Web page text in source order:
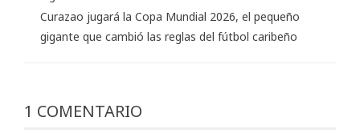
Curazao jugará la Copa Mundial 2026, el pequeño
gigante que cambió las reglas del fútbol caribeño
1 COMENTARIO